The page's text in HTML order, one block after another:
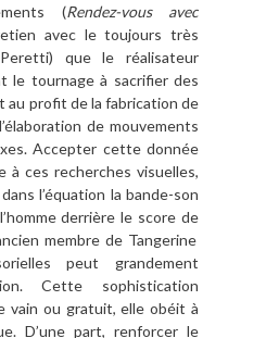
(Rendez-vous avec
avec le toujours très
que le réalisateur
le tournage à sacrifier des
au profit de la fabrication de
de mouvements
Accepter cette donnée
à ces recherches visuelles,
l’équation la bande-son
derrière le score de
membre de Tangerine
peut grandement
Cette sophistication
vain ou gratuit, elle obéit à
D’une part, renforcer le